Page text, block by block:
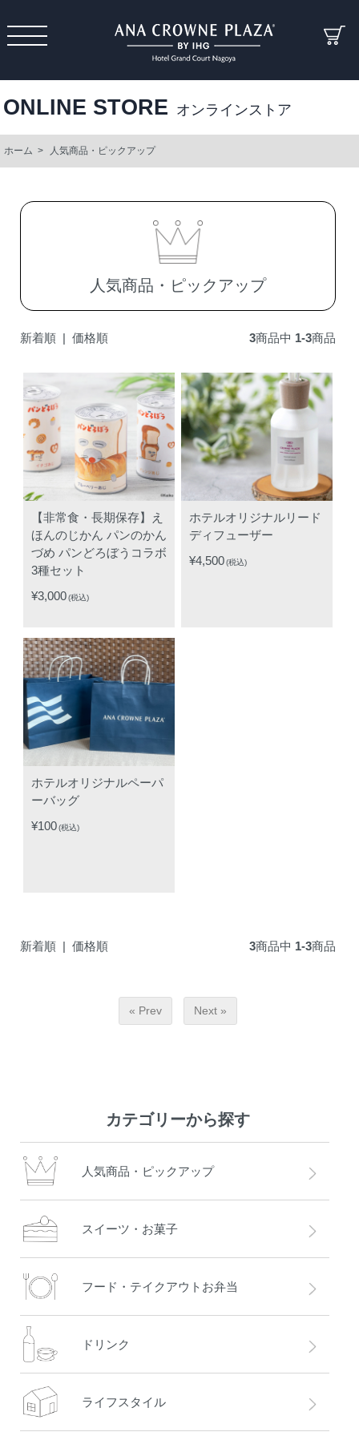
ONLINE STORE オンラインストア
ホーム > 人気商品・ピックアップ
人気商品・ピックアップ
新着順 | 価格順 3商品中 1-3商品
【非常食・長期保存】え
ほんのじかん パンのかん
づめ パンどろぼうコラボ
3種セット
¥3,000(税込)
ホテルオリジナルリード
ディフューザー
¥4,500(税込)
ホテルオリジナルペーパ
ーバッグ
¥100(税込)
新着順 | 価格順 3商品中 1-3商品
« Prev Next »
カテゴリーから探す
人気商品・ピックアップ
スイーツ・お菓子
フード・テイクアウトお弁当
ドリンク
ライフスタイル